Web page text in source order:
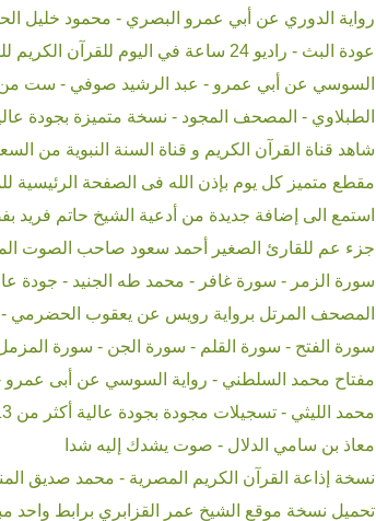
رواية الدوري عن أبي عمرو البصري - محمود خليل
عودة البث - راديو 24 ساعة في اليوم للقرآن الكريم للشيخ عبد الباسط عبد الصمد
السوسي عن أبي عمرو - عبد الرشيد صوفي - ست من
الطبلاوي - المصحف المجود - نسخة متميزة بجودة
شاهد قناة القرآن الكريم و قناة السنة النبوية من
مقطع متميز كل يوم بإذن الله فى الصفحة الرئيسية
استمع الى إضافة جديدة من أدعية الشيخ حاتم فريد
جزء عم للقارئ الصغير أحمد سعود صاحب الصوت
سورة الزمر - سورة غافر - محمد طه الجنيد - جودة
المصحف المرتل برواية رويس عن يعقوب الحضرمي
سورة الفتح - سورة القلم - سورة الجن - سورة
مفتاح محمد السلطني - رواية السوسي عن أبى عمرو
محمد الليثي - تسجيلات مجودة بجودة عالية أكثر من 13 ساعة بفضل الله
معاذ بن سامي الدلال - صوت يشدك إليه شدا
نسخة إذاعة القرآن الكريم المصرية - محمد صديق
تحميل نسخة موقع الشيخ عمر القزابري برابط واحد